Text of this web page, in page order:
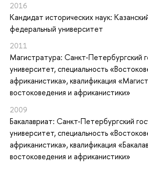
2016
Кандидат исторических наук:
федеральный университет
2011
Магистратура: Санкт-Петербургский
университет, специальность
африканистика», квалификация
востоковедения и африканистики»
2009
Бакалавриат: Санкт-Петербургский
университет, специальность
африканистика», квалификация
востоковедения и африканистики»